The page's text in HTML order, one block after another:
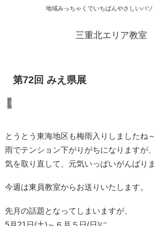
地域みっちゃくでいちばんやさしいパ
三重北エリア教室
第72回 みえ県展
未分類
とうとう東海地区も梅雨入りしましたね～
雨でテンション下がりがちになりますが、
気を取り直して、元気いっぱいがんばり
今週は東員教室からお送りいたします。
先月の話題となってしまいますが、